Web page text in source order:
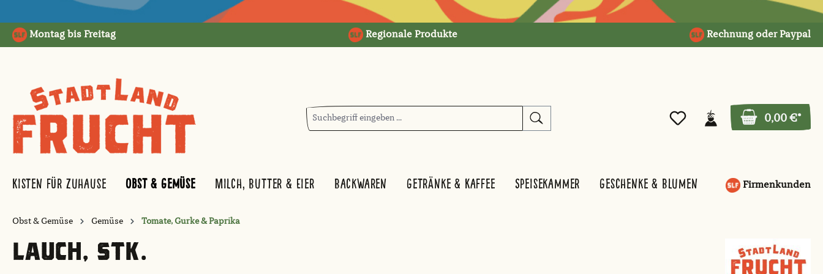
Montag bis Freitag Regionale Produkte Rechnung oder Paypal
0,00 €*
Kisten für Zuhause Obst & Gemüse Milch, Butter & Eier Backwaren Getränke & Kaffee Speisekammer Geschenke & Blumen Firmenkunden
Obst & Gemüse Gemüse Tomate, Gurke & Paprika
LAUCH, STK.